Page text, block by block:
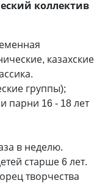
коллектив
казахские
группы);
парни 16 - 18 лет
в неделю.
старше 6 лет.
творчества